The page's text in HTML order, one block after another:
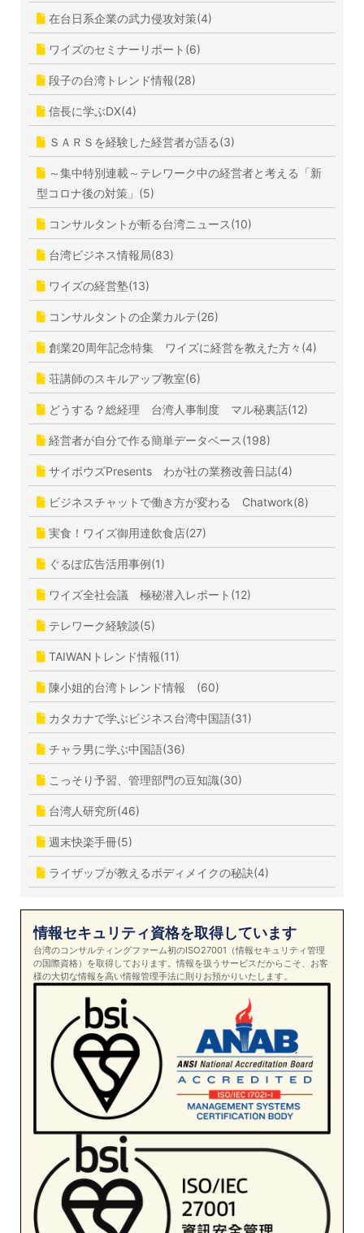
在台日系企業の武力侵攻対策(4)
ワイズのセミナーリポート(6)
段子の台湾トレンド情報(28)
信長に学ぶDX(4)
ＳＡＲＳを経験した経営者が語る(3)
～集中特別連載～テレワーク中の経営者と考える「新
型コロナ後の対策」(5)
コンサルタントが斬る台湾ニュース(10)
台湾ビジネス情報局(83)
ワイズの経営塾(13)
コンサルタントの企業カルテ(26)
創業20周年記念特集 ワイズに経営を教えた方々(4)
荘講師のスキルアップ教室(6)
どうする？総経理 台湾人事制度 マル秘裏話(12)
経営者が自分で作る簡単データベース(198)
サイボウズPresents わが社の業務改善日誌(4)
ビジネスチャットで働き方が変わる Chatwork(8)
実食！ワイズ御用達飲食店(27)
ぐるぽ広告活用事例(1)
ワイズ全社会議 極秘潜入レポート(12)
テレワーク経験談(5)
TAIWANトレンド情報(11)
陳小姐的台湾トレンド情報 (60)
カタカナで学ぶビジネス台湾中国語(31)
チャラ男に学ぶ中国語(36)
こっそり予習、管理部門の豆知識(30)
台湾人研究所(46)
週末快楽手冊(5)
ライザップが教えるボディメイクの秘訣(4)
情報セキュリティ資格を取得しています
台湾のコンサルティングファーム初のISO27001（情報セキュリティ管理
の国際資格）を取得しております。情報を扱うサービスだからこそ、お客
様の大切な情報を高い情報管理手法に則りお預かりいたします。